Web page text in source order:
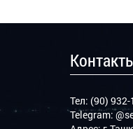
Тел: (90)
Telegram: